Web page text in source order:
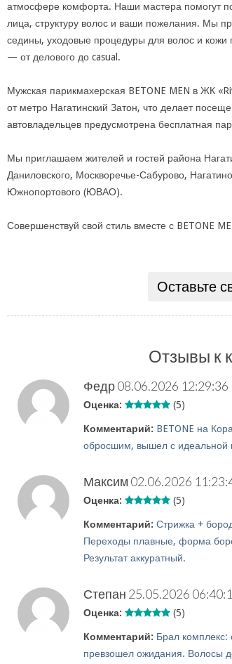
атмосфере комфорта. Наши мастера помогут
лица, структуру волос и ваши пожелания. Мы
седины, уходовые процедуры для волос и кожи
— от делового до casual.
Мужская парикмахерская BETONE MEN в ЖК
от метро Нагатинский Затон, что делает
автовладельцев предусмотрена бесплатная
Мы приглашаем жителей и гостей района
Даниловского, Москворечье-Сабурово,
Южнопортового (ЮВАО).
Совершенствуй свой стиль вместе с BETONE
Оставьте
Отзывы к
Федр08.06.2026 12:29:36
Оценка: (5)
Комментарий: BETONE на
обросшим, вышел с идеальной
Максим02.06.2026
Оценка: (5)
Комментарий: Стрижка +
Переходы плавные, форма
Результат аккуратный.
Степан 25.05.2026
Оценка: (5)
Комментарий: Брал комплекс:
превзошел ожидания. Волосы